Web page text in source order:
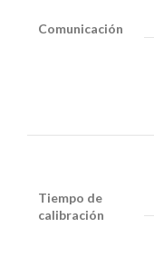
Comunicación
Tiempo de
calibración